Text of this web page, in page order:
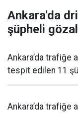
Ankara'da
şüpheli
Ankara’da trafiğe
tespit edilen 11
Ankara’da trafiğe